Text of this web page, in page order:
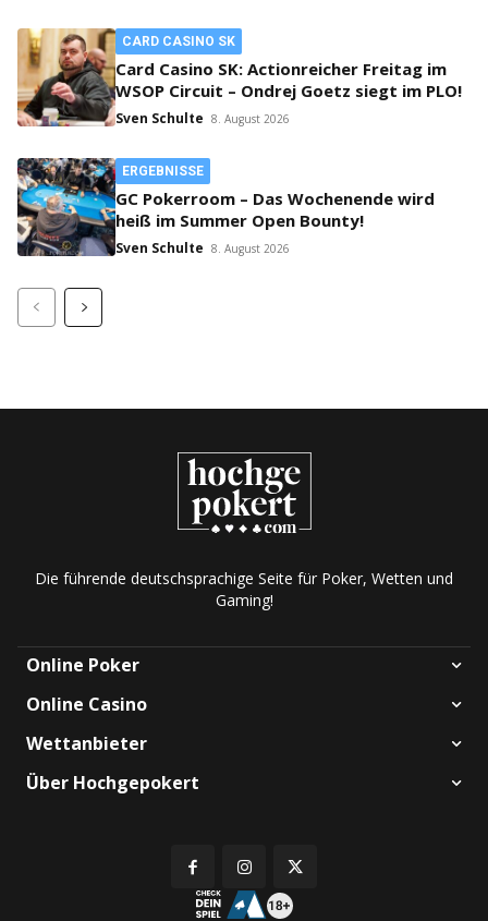
CARD CASINO SK
Card Casino SK: Actionreicher Freitag im
WSOP Circuit – Ondrej Goetz siegt im PLO!
Sven Schulte 8. August 2026
ERGEBNISSE
GC Pokerroom – Das Wochenende wird
heiß im Summer Open Bounty!
Sven Schulte 8. August 2026
Die führende deutschsprachige Seite für Poker, Wetten und
Gaming!
Online Poker
Online Casino
Wettanbieter
Über Hochgepokert